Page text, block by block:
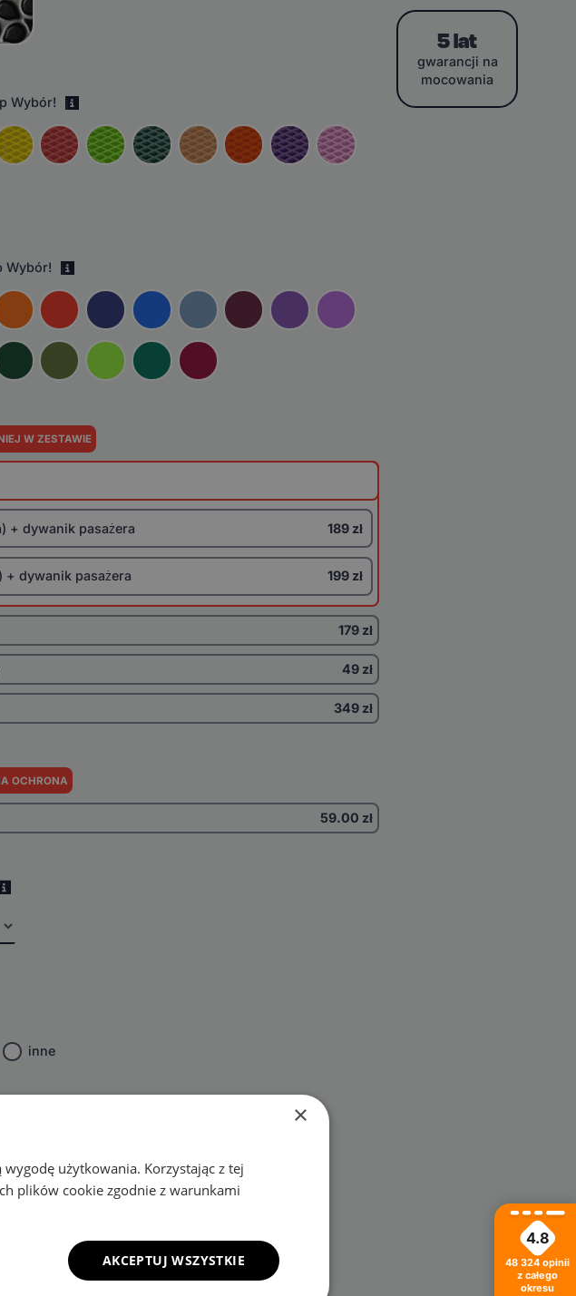
Wybór!
Wybór!
W ZESTAWIE
+ dywanik pasażera 189 zł
+ dywanik pasażera 199 zł
179 zł
49 zł
349 zł
OCHRONA
59.00 zł
inne
inne
5 lat
gwarancji na
mocowania
4.8
48 324 opinii
z całego
okresu
×
użytkowania. Korzystając z tej
plików cookie zgodnie z warunkami
AKCEPTUJ WSZYSTKIE